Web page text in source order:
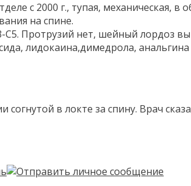
с 2000 г., тупая,
на спине.
Протрузий нет, шейный лордоз
лидокаина,димедрола,
в локте за спину. Врач